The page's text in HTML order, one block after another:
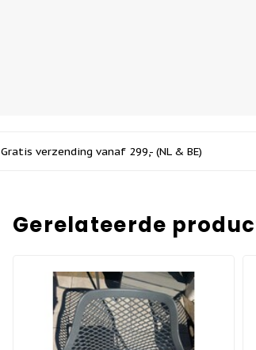
Gratis verzending vanaf 299,- (NL & BE)
Gerelateerde